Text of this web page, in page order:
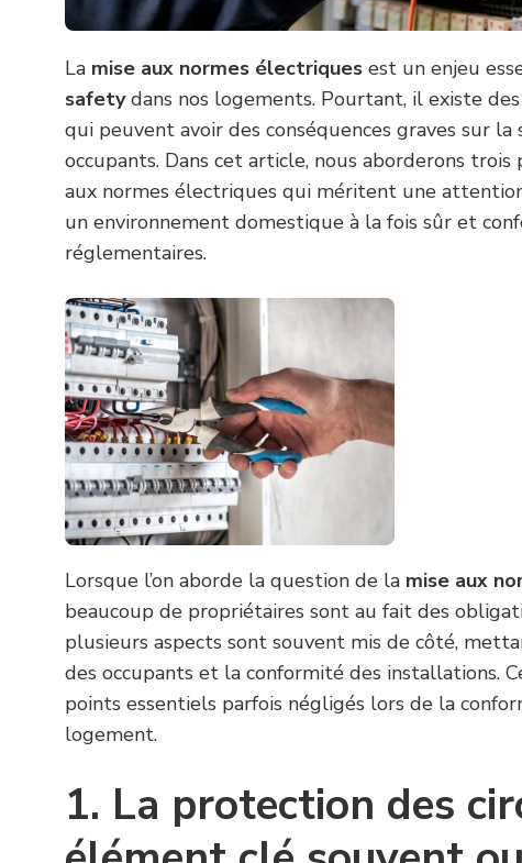
La mise aux normes électriques est un enjeu
safetydans nos logements. Pourtant, il existe
qui peuvent avoir des conséquences graves sur
occupants. Dans cet article, nous aborderons
aux normes électriques qui méritent une
un environnement domestique à la fois sûr et
réglementaires.
Lorsque l’on aborde la question de la mise aux
beaucoup de propriétaires sont au fait des
plusieurs aspects sont souvent mis de côté,
des occupants et la conformité des installations.
points essentiels parfois négligés lors de la
logement.
1. La protection des